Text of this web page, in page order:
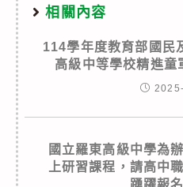
相關內容
114學年度教育部國民
高級中等學校精進童
國立羅東高級中學為
上研習課程，請高中
踴躍報